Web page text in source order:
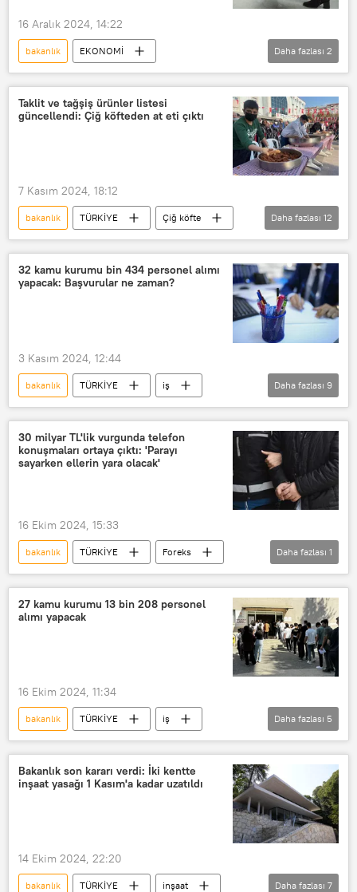
16 Aralık 2024, 14:22
bakanlık
EKONOMİ
Çevre, Şehircilik ve İklim Değişikliği Bakanlığı
poşet
Daha fazlası 2
Taklit ve tağşiş ürünler listesi
güncellendi: Çiğ köfteden at eti çıktı
7 Kasım 2024, 18:12
bakanlık TÜRKİYE
Çiğ köfte
çiğ köfteci
Antalya
kıyma
Taklit
taklit ürün
taklit tağşiş listesi
Gıda
Gıda krizi
Daha fazlası 12
32 kamu kurumu bin 434 personel alımı
yapacak: Başvurular ne zaman?
3 Kasım 2024, 12:44
bakanlık TÜRKİYE
iş
askeri personel
Sözleşmeli personel
Personel
personel alımı
idari personel
personel sayısı
Daha fazlası 9
30 milyar TL'lik vurgunda telefon
konuşmaları ortaya çıktı: 'Parayı
sayarken ellerin yara olacak'
16 Ekim 2024, 15:33
bakanlık TÜRKİYE
Foreks
MASAK
Daha fazlası 1
27 kamu kurumu 13 bin 208 personel
alımı yapacak
16 Ekim 2024, 11:34
bakanlık TÜRKİYE
iş
Personel
KPSS
işçi
kamu
Daha fazlası 5
Bakanlık son kararı verdi: İki kentte
inşaat yasağı 1 Kasım'a kadar uzatıldı
14 Ekim 2024, 22:20
bakanlık TÜRKİYE
inşaat
Daha fazlası 7